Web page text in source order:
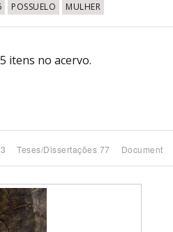
POSSUELO MULHER
itens no acervo.
Teses/Dissertações 77